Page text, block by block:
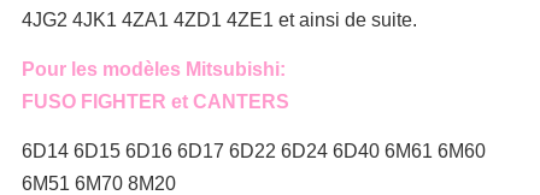
4JG2 4JK1 4ZA1 4ZD1 4ZE1 et ainsi de suite.
Pour les modèles Mitsubishi:
FUSO FIGHTER et CANTERS
6D14 6D15 6D16 6D17 6D22 6D24 6D40 6M61 6M60
6M51 6M70 8M20